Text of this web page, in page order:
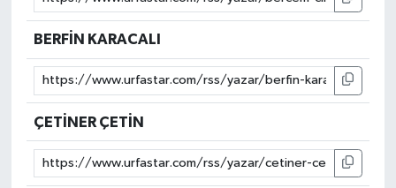
BERFİN KARACALI
ÇETİNER ÇETİN